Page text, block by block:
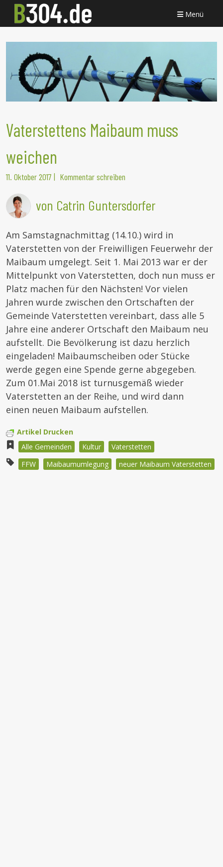
Menü
Vaterstettens Maibaum muss
weichen
11. Oktober 2017 | Kommentar schreiben
von Catrin Guntersdorfer
Am Samstagnachmittag (14.10.) wird in
Vaterstetten von der Freiwilligen Feuerwehr der
Maibaum umgelegt. Seit 1. Mai 2013 war er der
Mittelpunkt von Vaterstetten, doch nun muss er
Platz machen für den Nächsten! Vor vielen
Jahren wurde zwischen den Ortschaften der
Gemeinde Vaterstetten vereinbart, dass alle 5
Jahre eine anderer Ortschaft den Maibaum neu
aufstellt. Die Bevölkerung ist dazu herzlich
eingeladen! Maibaumscheiben oder Stücke
werde gegen eine Spende gerne abgegeben.
Zum 01.Mai 2018 ist turnusgemäß wieder
Vaterstetten an der Reihe, und wird dann
einen neuen Maibaum aufstellen.
Artikel Drucken
Alle Gemeinden
Kultur
Vaterstetten
FFW
Maibaumumlegung neuer Maibaum Vaterstetten